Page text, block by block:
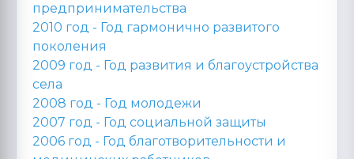
предпринимательства
2010 год - Год гармонично развитого
поколения
2009 год - Год развития и благоустройства
села
2008 год - Год молодежи
2007 год - Год социальной защиты
2006 год - Год благотворительности и